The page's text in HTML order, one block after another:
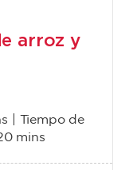
arroz y
| Tiempo de
mins